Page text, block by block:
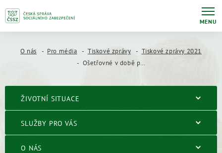
MENU
O nás Pro média Tiskové zprávy
Tiskové zprávy 2021
Ošetřovné v době podzimních prázdnin, ředitelského volna nebo v souvislosti s karanténou
ŽIVOTNÍ SITUACE
SLUŽBY PRO VÁS
O NÁS